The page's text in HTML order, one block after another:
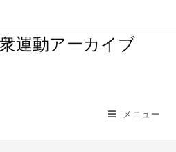
運動アーカイブ
メニュー